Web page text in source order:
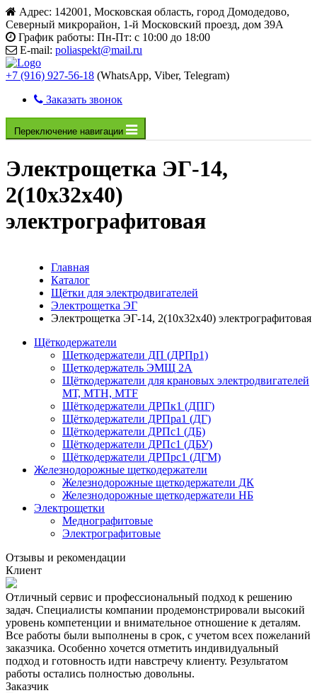
Адрес: 142001, Московская область, город Домодедово,
Северный микрорайон, 1-й Московский проезд, дом 39А
График работы: Пн-Пт: с 10:00 до 18:00
E-mail: poliaspekt@mail.ru
+7 (916) 927-56-18 (WhatsApp, Viber, Telegram)
Заказать звонок
Переключение навигации
Электрощетка ЭГ-14,
2(10х32х40)
электрографитовая
Главная
Каталог
Щётки для электродвигателей
Электрощетка ЭГ
Электрощетка ЭГ-14, 2(10х32х40) электрографитовая
Щёткодержатели
Щеткодержатели ДП (ДРПр1)
Щеткодержатель ЭМЩ 2А
Щёткодержатели для крановых электродвигателей
МТ, МТН, МТF
Щёткодержатели ДРПк1 (ДПГ)
Щёткодержатели ДРПра1 (ДГ)
Щёткодержатели ДРПс1 (ДБ)
Щёткодержатели ДРПс1 (ДБУ)
Щёткодержатели ДРПрс1 (ДГМ)
Железнодорожные щеткодержатели
Железнодорожные щеткодержатели ДК
Железнодорожные щеткодержатели НБ
Электрощетки
Меднографитовые
Электрографитовые
Отзывы и рекомендации
Клиент
Отличный сервис и профессиональный подход к решению
задач. Специалисты компании продемонстрировали высокий
уровень компетенции и внимательное отношение к деталям.
Все работы были выполнены в срок, с учетом всех пожеланий
заказчика. Особенно хочется отметить индивидуальный
подход и готовность идти навстречу клиенту. Результатом
работы остались полностью довольны.
Заказчик